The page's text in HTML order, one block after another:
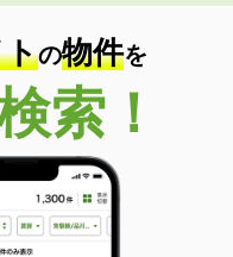
の物件を
索！